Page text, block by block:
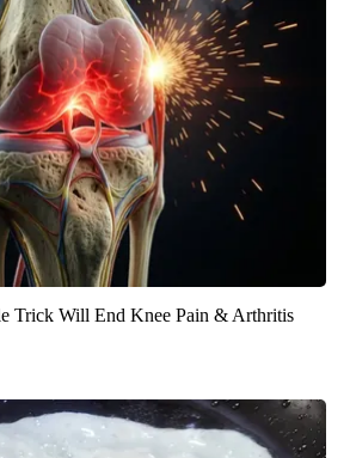
Trick Will End Knee Pain & Arthritis